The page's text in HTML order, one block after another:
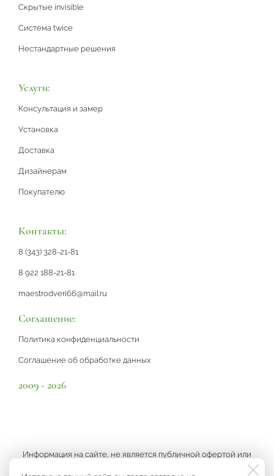
Скрытые invisible
Система twice
Нестандартные решения
Услуги:
Консультация и замер
Установка
Доставка
Дизайнерам
Покупателю
Контакты:
8 (343) 328-21-81
8 922 188-21-81
maestrodveri66@mail.ru
Соглашение:
Политика конфиденциальности
Соглашение об обработке данных
2009 - 2026
Информация на сайте, не является публичной офертой или
рекламой, а носит информационный характер и может быть